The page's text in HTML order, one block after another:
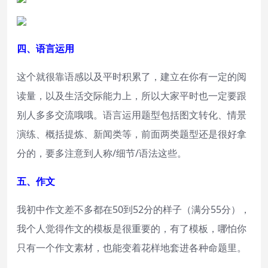
四、语言运用
这个就很靠语感以及平时积累了，建立在你有一定的阅
读量，以及生活交际能力上，所以大家平时也一定要跟
别人多多交流哦哦。语言运用题型包括图文转化、情景
演练、概括提炼、新闻类等，前面两类题型还是很好拿
分的，要多注意到人称/细节/语法这些。
五、作文
我初中作文差不多都在50到52分的样子（满分55分），
我个人觉得作文的模板是很重要的，有了模板，哪怕你
只有一个作文素材，也能变着花样地套进各种命题里。